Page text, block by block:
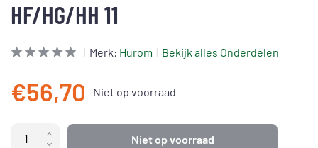
HF/HG/HH 11
Merk: Hurom Bekijk alles Onderdelen
€56,70 Niet op voorraad
Niet op voorraad